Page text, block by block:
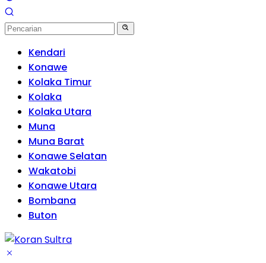
Kendari
Konawe
Kolaka Timur
Kolaka
Kolaka Utara
Muna
Muna Barat
Konawe Selatan
Wakatobi
Konawe Utara
Bombana
Buton